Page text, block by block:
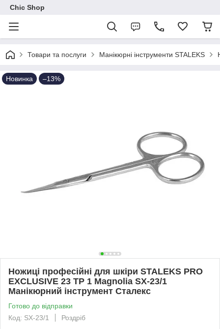
Chic Shop
Товари та послуги Манікюрні інструменти STALEKS
Новинка –13%
Ножиці професійні для шкіри STALEKS PRO
EXCLUSIVE 23 TP 1 Magnolia SX-23/1
Манікюрний інструмент Сталекс
Готово до відправки
Код: SX-23/1
Роздріб